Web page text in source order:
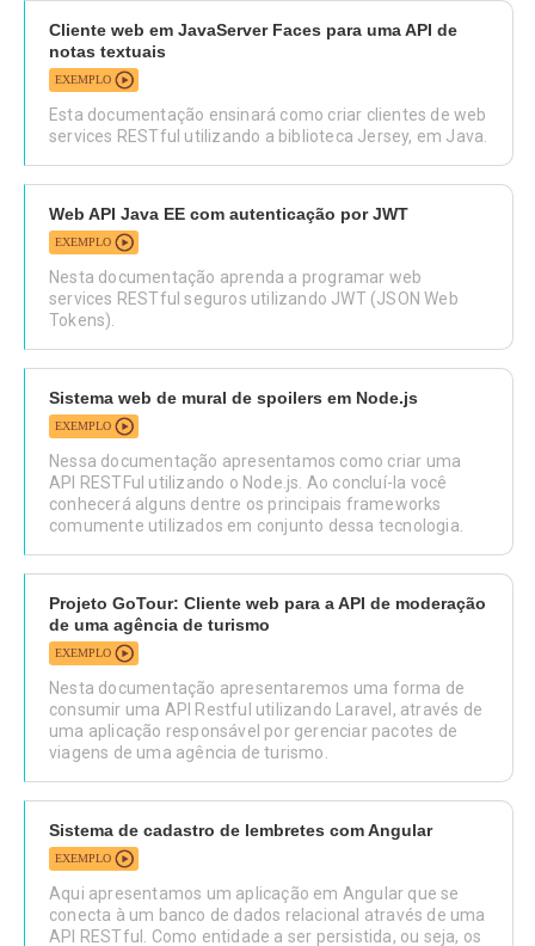
Cliente web em JavaServer Faces para uma API de
notas textuais
EXEMPLO
Esta documentação ensinará como criar clientes de web
services RESTful utilizando a biblioteca Jersey, em Java.
Web API Java EE com autenticação por JWT
EXEMPLO
Nesta documentação aprenda a programar web
services RESTful seguros utilizando JWT (JSON Web
Tokens).
Sistema web de mural de spoilers em Node.js
EXEMPLO
Nessa documentação apresentamos como criar uma
API RESTFul utilizando o Node.js. Ao concluí-la você
conhecerá alguns dentre os principais frameworks
comumente utilizados em conjunto dessa tecnologia.
Projeto GoTour: Cliente web para a API de moderação
de uma agência de turismo
EXEMPLO
Nesta documentação apresentaremos uma forma de
consumir uma API Restful utilizando Laravel, através de
uma aplicação responsável por gerenciar pacotes de
viagens de uma agência de turismo.
Sistema de cadastro de lembretes com Angular
EXEMPLO
Aqui apresentamos um aplicação em Angular que se
conecta à um banco de dados relacional através de uma
API RESTful. Como entidade a ser persistida, ou seja, os